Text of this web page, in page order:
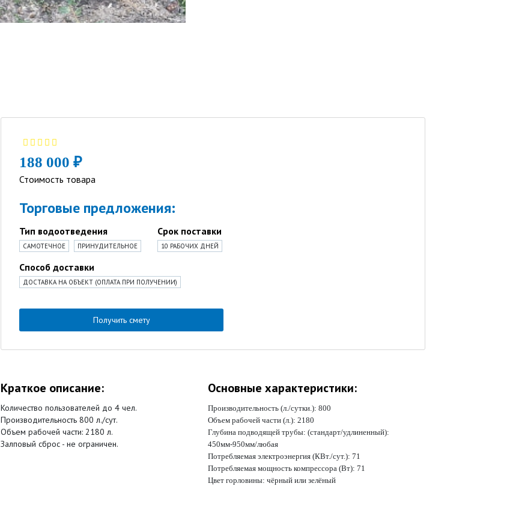
188 000 ₽
Стоимость товара
Торговые предложения:
Тип водоотведения
САМОТЕЧНОЕ ПРИНУДИТЕЛЬНОЕ
Срок поставки
10 РАБОЧИХ ДНЕЙ
Способ доставки
ДОСТАВКА НА ОБЪЕКТ (ОПЛАТА ПРИ ПОЛУЧЕНИИ)
Получить смету
Краткое описание:
Количество пользователей до 4 чел.
Производительность 800 л./сут.
Объем рабочей части: 2180 л.
Залповый сброс - не ограничен.
Основные характеристики:
Производительность (л./сутки.): 800
Объем рабочей части (л.): 2180
Глубина подводящей трубы: (стандарт/удлиненный):
450мм-950мм/любая
Потребляемая электроэнергия (КВт./сут.): 71
Потребляемая мощность компрессора (Вт): 71
Цвет горловины: чёрный или зелёный